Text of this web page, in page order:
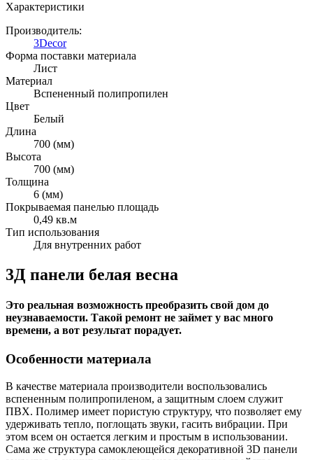
Характеристики
Производитель:
3Decor
Форма поставки материала
Лист
Материал
Вспененный полипропилен
Цвет
Белый
Длина
700 (мм)
Высота
700 (мм)
Толщина
6 (мм)
Покрываемая панелью площадь
0,49 кв.м
Тип использования
Для внутренних работ
3Д панели белая весна
Это реальная возможность преобразить свой дом до
неузнаваемости. Такой ремонт не займет у вас много
времени, а вот результат порадует.
Особенности материала
В качестве материала производители воспользовались
вспененным полипропиленом, а защитным слоем служит
ПВХ. Полимер имеет пористую структуру, что позволяет ему
удерживать тепло, поглощать звуки, гасить вибрации. При
этом всем он остается легким и простым в использовании.
Сама же структура самоклеющейся декоративной 3D панели